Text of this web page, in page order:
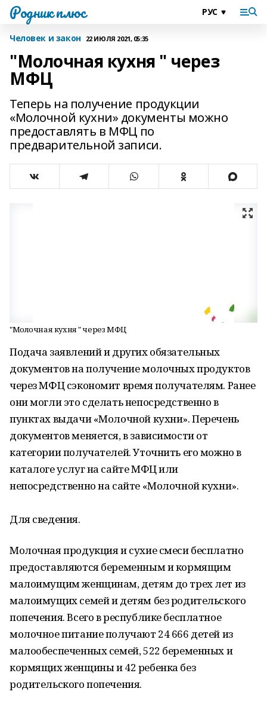
Родник плюс
Человек и закон 22 ИЮЛЯ 2021, 05:35
"Молочная кухня " через
МФЦ
Теперь на получение продукции
«Молочной кухни» документы можно
предоставлять в МФЦ по
предварительной записи.
"Молочная кухня " через МФЦ
Подача заявлений и других обязательных
документов на получение молочных продуктов
через МФЦ сэкономит время получателям. Ранее
они могли это сделать непосредственно в
пунктах выдачи «Молочной кухни». Перечень
документов меняется, в зависимости от
категории получателей. Уточнить его можно в
каталоге услуг на сайте МФЦ или
непосредственно на сайте «Молочной кухни».
Для сведения.
Молочная продукция и сухие смеси бесплатно
предоставляются беременным и кормящим
малоимущим женщинам, детям до трех лет из
малоимущих семей и детям без родительского
попечения. Всего в республике бесплатное
молочное питание получают 24 666 детей из
малообеспеченных семей, 522 беременных и
кормящих женщины и 42 ребенка без
родительского попечения.